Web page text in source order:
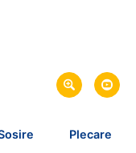
in Marea
Plecare